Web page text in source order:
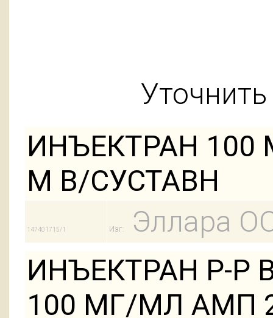
ИНЪЕКТРАН
М В/СУСТАВН
147401715/1 Изг:
Эллара
ИНЪЕКТРАН Р-Р
100 МГ/МЛ АМП